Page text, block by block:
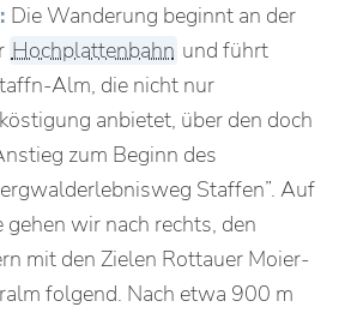
Die Wanderung beginnt an der
Hochplattenbahn und führt
Alm, die nicht nur
anbietet, über den doch
zum Beginn des
Staffen”. Auf
wir nach rechts, den
mit den Zielen Rottauer Moier-
folgend. Nach etwa 900 m